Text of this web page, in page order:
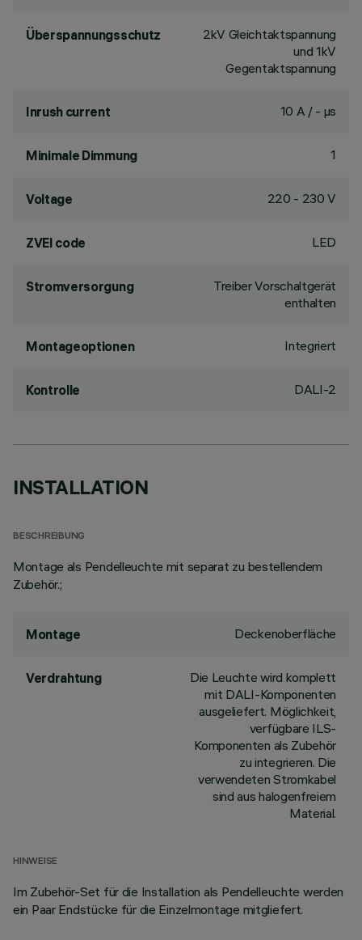
Überspannungsschutz
2kV Gleichtaktspannung
und 1kV
Gegentaktspannung
Inrush current 10 A / - µs
Minimale Dimmung 1
Voltage 220 - 230 V
ZVEI code LED
Stromversorgung
Treiber Vorschaltgerät
enthalten
Montageoptionen Integriert
Kontrolle DALI-2
INSTALLATION
BESCHREIBUNG
Montage als Pendelleuchte mit separat zu bestellendem
Zubehör.;
Montage Deckenoberfläche
Verdrahtung
Die Leuchte wird komplett
mit DALI-Komponenten
ausgeliefert. Möglichkeit,
verfügbare ILS-
Komponenten als Zubehör
zu integrieren. Die
verwendeten Stromkabel
sind aus halogenfreiem
Material.
HINWEISE
Im Zubehör-Set für die Installation als Pendelleuchte werden
ein Paar Endstücke für die Einzelmontage mitgliefert.